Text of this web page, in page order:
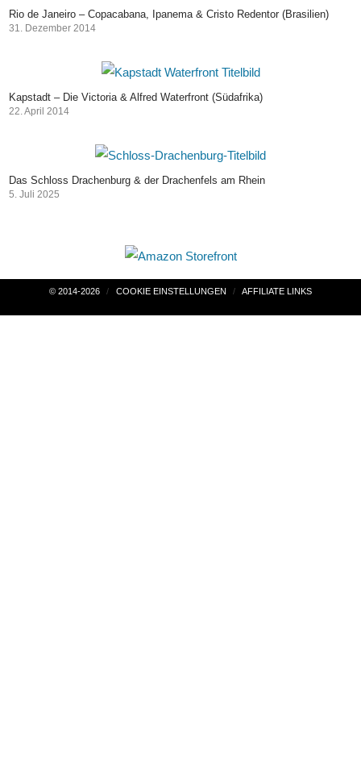
Rio de Janeiro – Copacabana, Ipanema & Cristo Redentor (Brasilien)
31. Dezember 2014
Kapstadt – Die Victoria & Alfred Waterfront (Südafrika)
22. April 2014
Das Schloss Drachenburg & der Drachenfels am Rhein
5. Juli 2025
Beitragsnavigation
© 2014-2026 COOKIE EINSTELLUNGEN AFFILIATE LINKS